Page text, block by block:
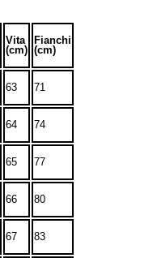
Vita
(cm)
Fianchi
(cm)
63 71
64 74
65 77
66 80
67 83